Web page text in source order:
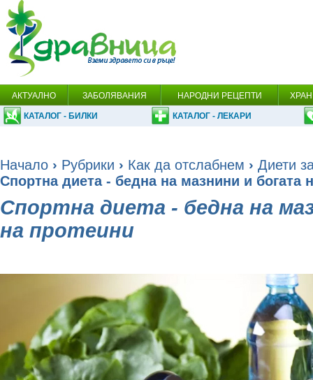
АКТУАЛНО ЗАБОЛЯВАНИЯ НАРОДНИ РЕЦЕПТИ
КАТАЛОГ - БИЛКИ КАТАЛОГ - ЛЕКАРИ
Начало › Рубрики › Как да отслабнем › Диети
Спортна диета - бедна на мазнини и богата
Спортна диета - бедна на
на протеини